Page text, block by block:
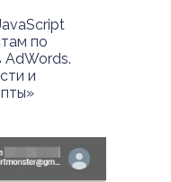
по
AdWords.
и